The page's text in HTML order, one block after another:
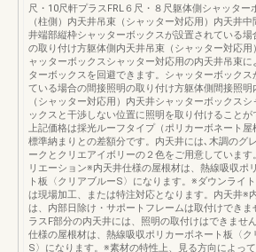
尺・10尺軒プラスFRL６尺・８尺躯体側シャッター
（柱側）内天井吊束（シャッター対応用）内天井中
井端部縦枠シャッターボックスが設置されている場
の取り付け方躯体側内天井吊束（シャッター対応用
ャッターボックスシャッター対応用の内天井吊束に
ターボックスを回避できます。シャッターボックス
ている場合の間接照明の取り付け方躯体側間接照明
（シャッター対応用）内天井シャッターボックス
ックスと干渉しない位置に照明を取り付けることが
上記価格は採光ルーフタイプ（ポリカーボネート屋
標準納まりとの差額分です。内天井には､木調のグ
ークとクリエアイボリーの２色をご用意していま
リエーション※内天井仕様の屋根材は、熱線吸収ポ
ト板〈クリアブルーS〉になります。※ダウンライ
は現場加工、または特注対応となります。内天井※
は、内部日除け・サポートフレームは取付けできま
ラスF部分の内天井には、照明の取付けはできませ
仕様の屋根材は、熱線吸収ポリカーボネート板〈ク
S〉になります。※素材の特性上、見る方向によっ